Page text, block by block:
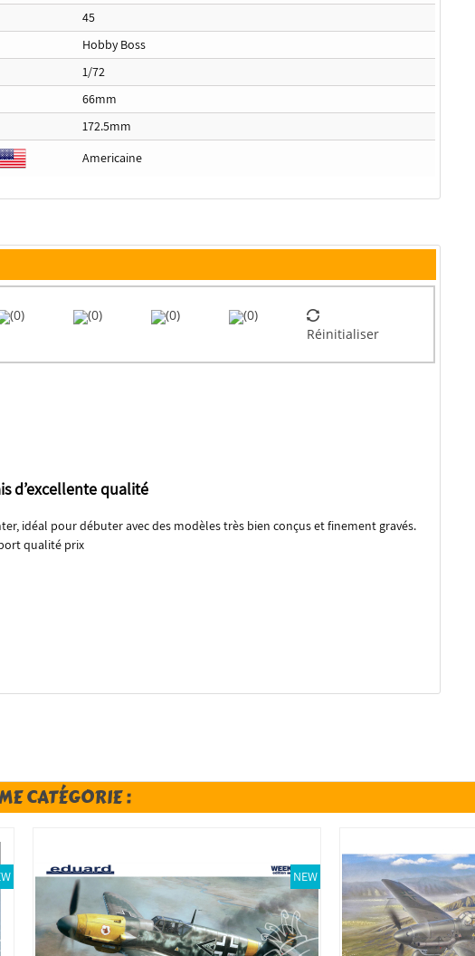
45
Hobby Boss
1/72
66mm
172.5mm
Americaine
(0) (0) (0)
(0)
Réinitialiser
d’excellente qualité
idéal pour débuter avec des modèles très bien conçus et finement gravés.
qualité prix
CATÉGORIE :
NEW